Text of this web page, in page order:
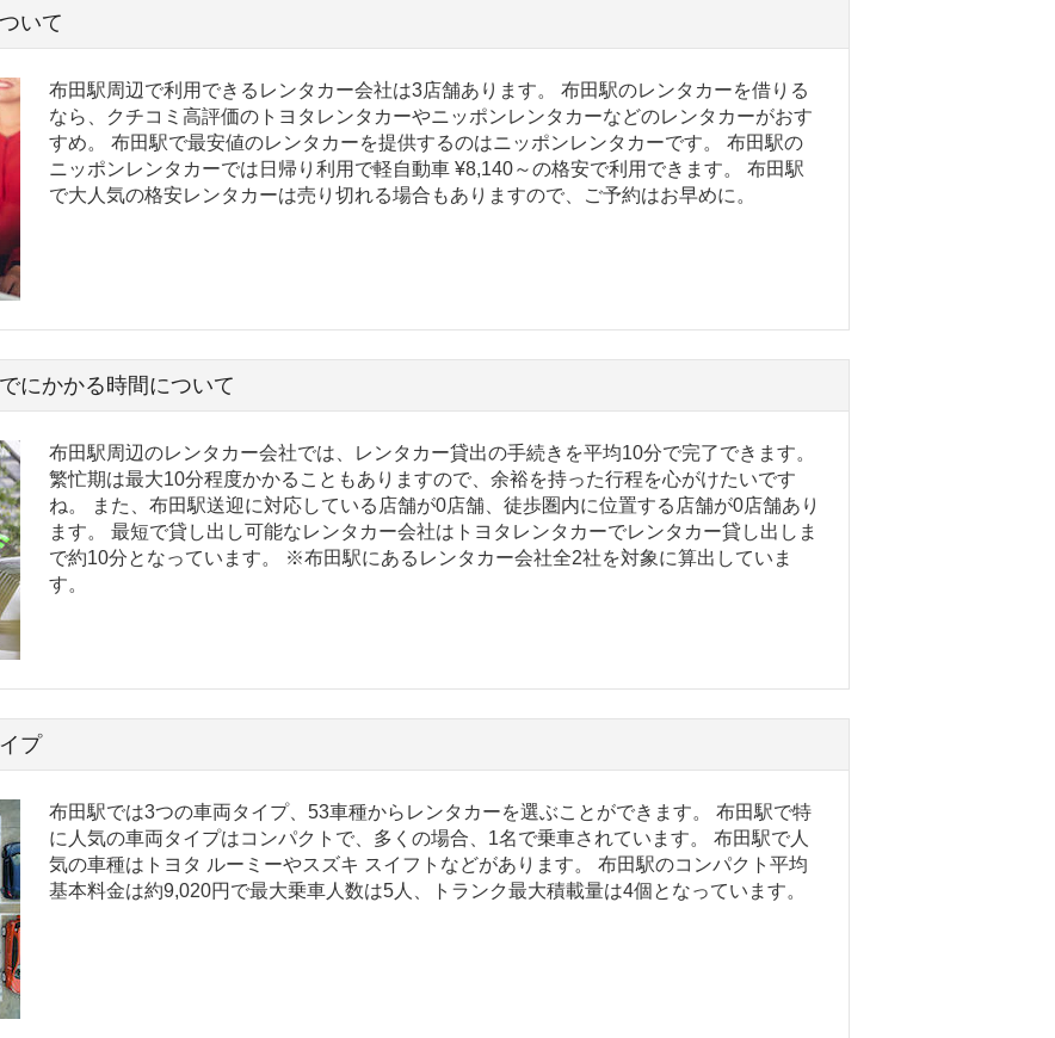
いて
布田駅周辺で利用できるレンタカー会社は3店舗あります。 布田駅のレンタカーを借りる
なら、クチコミ高評価のトヨタレンタカーやニッポンレンタカーなどのレンタカーがおす
すめ。 布田駅で最安値のレンタカーを提供するのはニッポンレンタカーです。 布田駅の
ニッポンレンタカーでは日帰り利用で軽自動車 ¥8,140～の格安で利用できます。 布田駅
で大人気の格安レンタカーは売り切れる場合もありますので、ご予約はお早めに。
にかかる時間について
布田駅周辺のレンタカー会社では、レンタカー貸出の手続きを平均10分で完了できます。
繁忙期は最大10分程度かかることもありますので、余裕を持った行程を心がけたいです
ね。 また、布田駅送迎に対応している店舗が0店舗、徒歩圏内に位置する店舗が0店舗あり
ます。 最短で貸し出し可能なレンタカー会社はトヨタレンタカーでレンタカー貸し出しま
で約10分となっています。 ※布田駅にあるレンタカー会社全2社を対象に算出していま
す。
プ
布田駅では3つの車両タイプ、53車種からレンタカーを選ぶことができます。 布田駅で特
に人気の車両タイプはコンパクトで、多くの場合、1名で乗車されています。 布田駅で人
気の車種はトヨタ ルーミーやスズキ スイフトなどがあります。 布田駅のコンパクト平均
基本料金は約9,020円で最大乗車人数は5人、トランク最大積載量は4個となっています。